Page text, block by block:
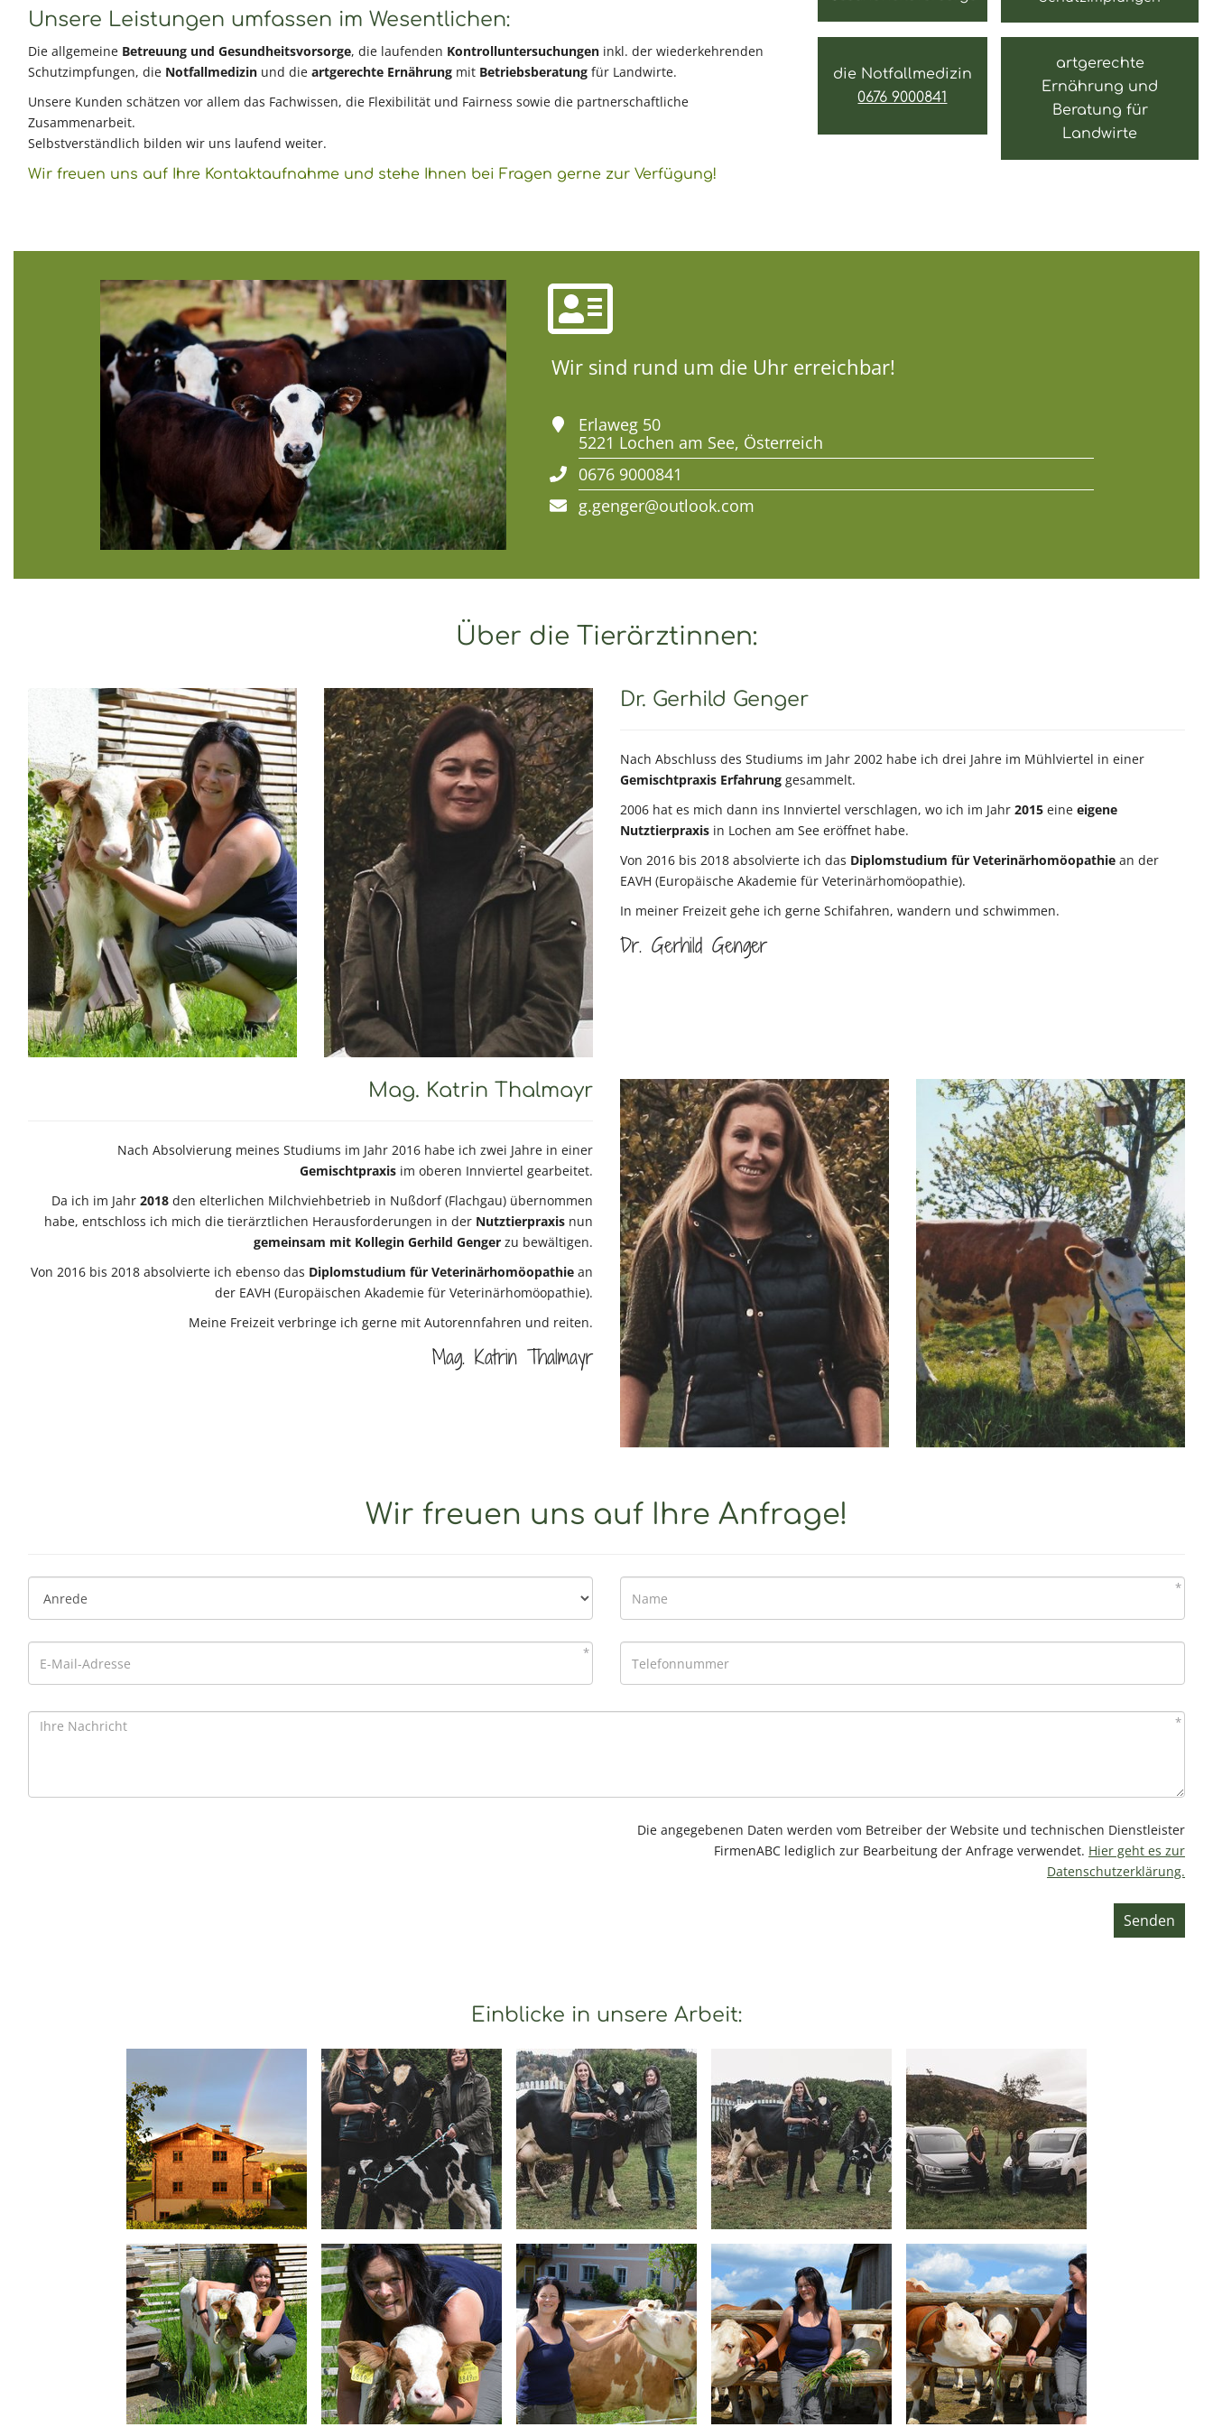
Unsere Leistungen umfassen im Wesentlichen:​
Die allgemeine Betreuung und Gesundheitsvorsorge, die laufenden Kontrolluntersuchungen inkl. der wiederkehrenden
Schutzimpfungen, die Notfallmedizin und die artgerechte Ernährung mit Betriebsberatung für Landwirte.
Unsere Kunden schätzen vor allem das Fachwissen, die Flexibilität und Fairness sowie die partnerschaftliche
Zusammenarbeit.
Selbstverständlich bilden wir uns laufend weiter.
Wir freuen uns auf Ihre Kontaktaufnahme und stehe Ihnen bei Fragen gerne zur Verfügung!
die Notfallmedizin
0676 9000841
artgerechte
Ernährung und
Beratung für
Landwirte
Wir sind rund um die Uhr erreichbar!
Erlaweg 50
5221 Lochen am See, Österreich
0676 9000841
g.genger@outlook.com
Über die Tierärztinnen:
Dr. Gerhild Genger
Nach Abschluss des Studiums im Jahr 2002 habe ich drei Jahre im Mühlviertel in einer
Gemischtpraxis Erfahrung gesammelt.
2006 hat es mich dann ins Innviertel verschlagen, wo ich im Jahr 2015 eine eigene
Nutztierpraxis in Lochen am See eröffnet habe.
Von 2016 bis 2018 absolvierte ich das Diplomstudium für Veterinärhomöopathie an der
EAVH (Europäische Akademie für Veterinärhomöopathie).
In meiner Freizeit gehe ich gerne Schifahren, wandern und schwimmen.
Dr. Gerhild Genger
Mag. Katrin Thalmayr
Nach Absolvierung meines Studiums im Jahr 2016 habe ich zwei Jahre in einer
Gemischtpraxis im oberen Innviertel gearbeitet.
Da ich im Jahr 2018 den elterlichen Milchviehbetrieb in Nußdorf (Flachgau) übernommen
habe, entschloss ich mich die tierärztlichen Herausforderungen in der Nutztierpraxis nun
gemeinsam mit Kollegin Gerhild Genger zu bewältigen.
Von 2016 bis 2018 absolvierte ich ebenso das Diplomstudium für Veterinärhomöopathie an
der EAVH (Europäischen Akademie für Veterinärhomöopathie).
Meine Freizeit verbringe ich gerne mit Autorennfahren und reiten.
Mag. Katrin Thalmayr
Wir freuen uns auf Ihre Anfrage!
*
*
*
Die angegebenen Daten werden vom Betreiber der Website und technischen Dienstleister
FirmenABC lediglich zur Bearbeitung der Anfrage verwendet. Hier geht es zur
Datenschutzerklärung.
Senden
Einblicke in unsere Arbeit: